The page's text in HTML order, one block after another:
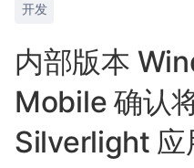
开发
内部版本
Mobile 确认
Silverlight 应